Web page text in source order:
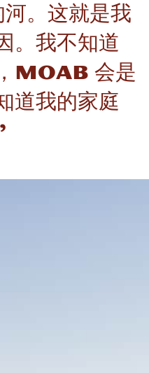
。这就是我
。我不知道
Moab 会是
道我的家庭